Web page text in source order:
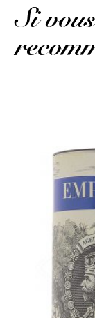
Si